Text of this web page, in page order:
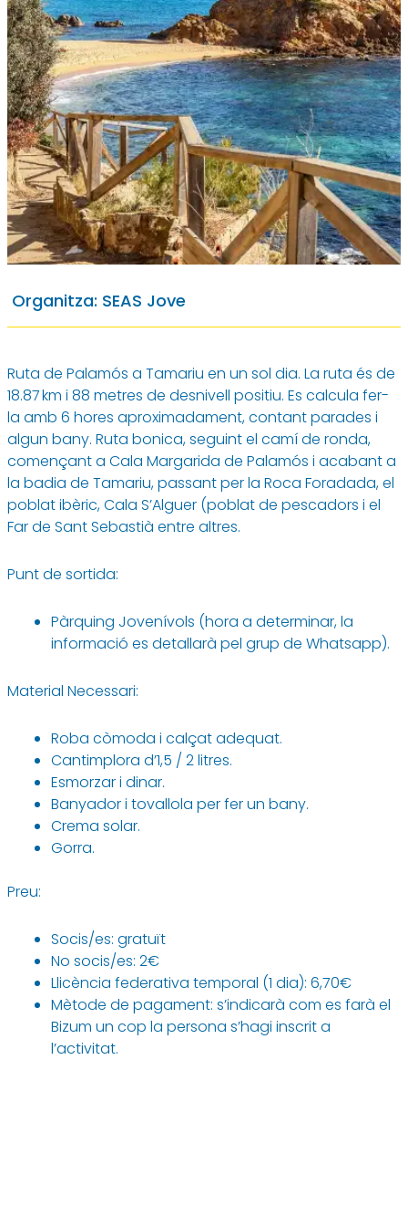
Camí de Ronda GR-92
Palamós - Tamariu
17 de maig
Organitza: SEAS Jove
Ruta de Palamós a Tamariu en un sol dia. La ruta és de
18.87 km i 88 metres de desnivell positiu. Es calcula fer-
la amb 6 hores aproximadament, contant parades i
algun bany. Ruta bonica, seguint el camí de ronda,
començant a Cala Margarida de Palamós i acabant a
la badia de Tamariu, passant per la Roca Foradada, el
poblat ibèric, Cala S’Alguer (poblat de pescadors i el
Far de Sant Sebastià entre altres.
Punt de sortida:
Pàrquing Jovenívols (hora a determinar, la
informació es detallarà pel grup de Whatsapp).
Material Necessari:
Roba còmoda i calçat adequat.
Cantimplora d’1,5 / 2 litres.
Esmorzar i dinar.
Banyador i tovallola per fer un bany.
Crema solar.
Gorra.
Preu:
Socis/es: gratuït
No socis/es: 2€
Llicència federativa temporal (1 dia): 6,70€
Mètode de pagament: s’indicarà com es farà el
Bizum un cop la persona s’hagi inscrit a
l’activitat.